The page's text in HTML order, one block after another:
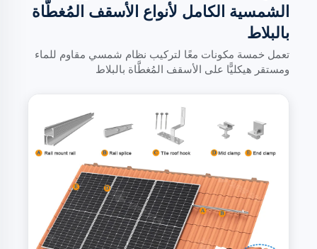
الشمسية الكامل لأنواع الأسقف المُغطَّاة
بالبلاط
تعمل خمسة مكونات معًا لتركيب نظام شمسي مقاوم للماء
ومستقر هيكليًّا على الأسقف المُغطَّاة بالبلاط